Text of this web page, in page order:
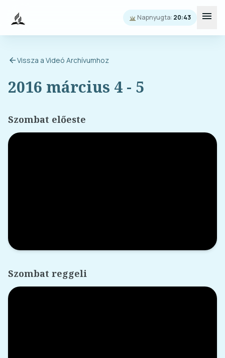
wb_twilight Napnyugta: 20:43 menu
arrow_backVissza a Videó Archívumhoz
2016 március 4 - 5
Szombat előeste
Szombat reggeli